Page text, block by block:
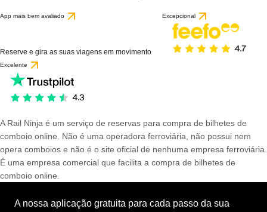
App mais bem avaliado
Reserve e gira as suas viagens em movimento
Excepcional
Excelente
A Rail Ninja é um serviço de reservas para compra de bilhetes de
comboio online. Não é uma operadora ferroviária, não possui nem
opera comboios e não é o site oficial de nenhuma empresa ferroviária.
É uma empresa comercial que facilita a compra de bilhetes de
comboio online.
A nossa aplicação gratuita para cada passo da sua